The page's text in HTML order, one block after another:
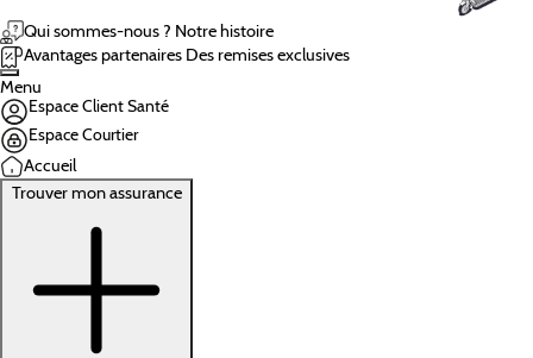
Qui sommes-nous ? Notre histoire
Avantages partenaires Des remises exclusives
Menu
Espace Client Santé
Espace Courtier
Accueil
Trouver mon assurance